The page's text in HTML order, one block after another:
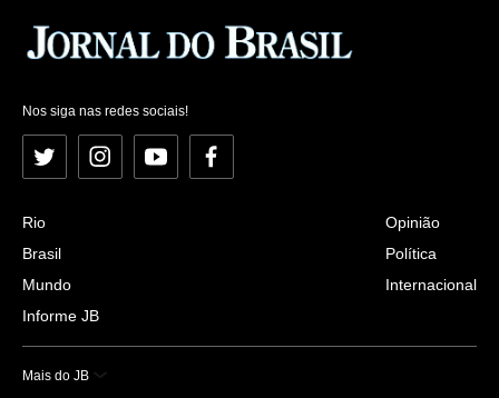
Nos siga nas redes sociais!
Twitter InstagramYouTubeFacebook
Rio
Brasil
Mundo
Informe JB
Opinião
Política
Internacional
Mais do JB